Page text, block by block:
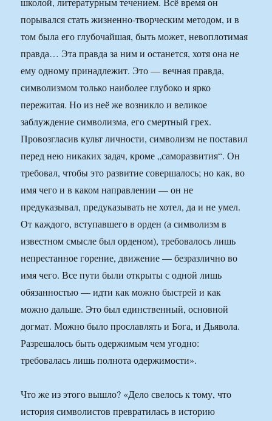
порывался стать жизненно-творческим методом, и в
том была его глубочайшая, быть может, невоплотимая
правда… Эта правда за ним и останется, хотя она не
ему одному принадлежит. Это — вечная правда,
символизмом только наиболее глубоко и ярко
пережитая. Но из неё же возникло и великое
заблуждение символизма, его смертный грех.
Провозгласив культ личности, символизм не поставил
перед нею никаких задач, кроме „саморазвития“. Он
требовал, чтобы это развитие совершалось; но как, во
имя чего и в каком направлении — он не
предуказывал, предуказывать не хотел, да и не умел.
От каждого, вступавшего в орден (а символизм в
известном смысле был орденом), требовалось лишь
непрестанное горение, движение — безразлично во
имя чего. Все пути были открыты с одной лишь
обязанностью — идти как можно быстрей и как
можно дальше. Это был единственный, основной
догмат. Можно было прославлять и Бога, и Дьявола.
Разрешалось быть одержимым чем угодно:
требовалась лишь полнота одержимости».
Что же из этого вышло? «Дело свелось к тому, что
история символистов превратилась в историю